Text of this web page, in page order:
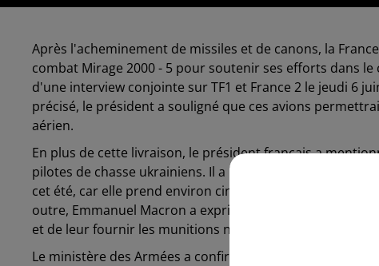
Après l'acheminement de missiles et de canons, la
combat Mirage 2000 - 5 pour soutenir ses efforts dans
d'une interview conjointe sur TF1 et France 2 le jeudi 6
précisé, le président a souligné que ces avions
aérien.
En plus de cette livraison, le président français a
pilotes de chasse ukrainiens. Il a insisté sur l'urgence
cet été, car elle prend environ cinq à six mois, afin que
outre, Emmanuel Macron a exprimé la volonté de
et de leur fournir les munitions nécessaires pour
Le ministère des Armées a confirmé que la France